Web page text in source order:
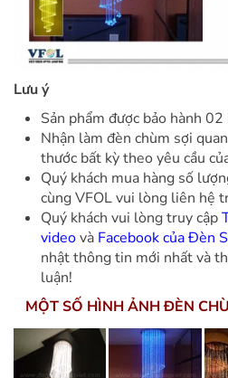
Lưu ý
Sản phẩm được bảo hành 02
Nhận làm đèn chùm sợi
thước bất kỳ theo yêu cầu
Quý khách mua hàng số
cùng VFOL vui lòng liên hệ
Quý khách vui lòng truy cập
videovà Facebook của Đèn
nhật thông tin mới nhất và
luận!
MỘT SỐ HÌNH ẢNH ĐÈN